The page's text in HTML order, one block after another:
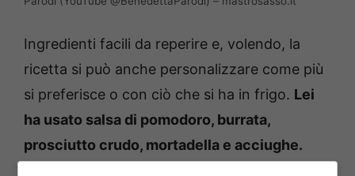
Ingredienti facili da reperire e, volendo, la
ricetta si può anche personalizzare come più
si preferisce o con ciò che si ha in frigo. Lei
ha usato salsa di pomodoro, burrata,
prosciutto crudo, mortadella e acciughe.